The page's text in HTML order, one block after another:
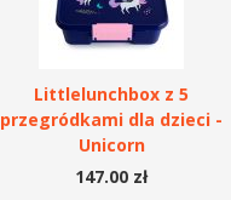
Littlelunchbox z 5
przegródkami dla dzieci -
Unicorn
147.00 zł